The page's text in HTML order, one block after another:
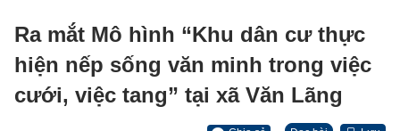
Ra mắt Mô hình “Khu dân cư thực
hiện nếp sống văn minh trong việc
cưới, việc tang” tại xã Văn Lãng